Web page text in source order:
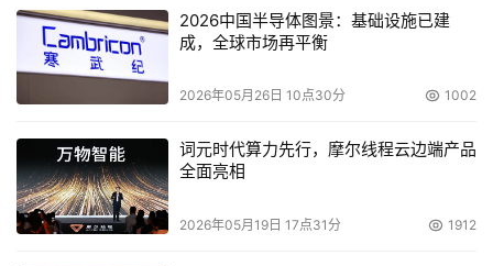
2026中国半导体图景：基础设施已建
成，全球市场再平衡
2026年05月26日 10点30分 1002
词元时代算力先行，摩尔线程云边端产品
全面亮相
2026年05月19日 17点31分 1912